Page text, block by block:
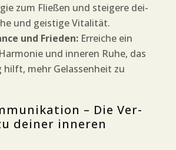
zum Flie­ßen und stei­ge­re dei­
und geis­ti­ge Vitalität.
und Frie­den:Errei­che ein
und inne­ren Ruhe, das
hilft, mehr Gelas­sen­heit zu
– Die Ver­
dei­ner inne­ren